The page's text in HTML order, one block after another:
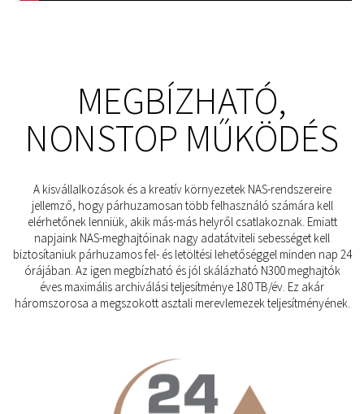
MEGBÍZHATÓ,
NONSTOP MŰKÖDÉS
A kisvállalkozások és a kreatív környezetek NAS-rendszereire
jellemző, hogy párhuzamosan több felhasználó számára kell
elérhetőnek lenniük, akik más-más helyről csatlakoznak. Emiatt
napjaink NAS-meghajtóinak nagy adatátviteli sebességet kell
biztosítaniuk párhuzamos fel- és letöltési lehetőséggel minden nap 24
órájában. Az igen megbízható és jól skálázható N300 meghajtók
éves maximális archiválási teljesítménye 180 TB/év. Ez akár
háromszorosa a megszokott asztali merevlemezek teljesítményének.